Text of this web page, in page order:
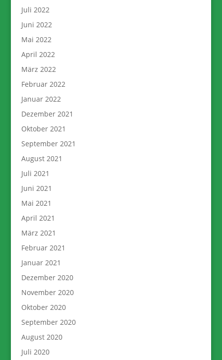
Juli 2022
Juni 2022
Mai 2022
April 2022
März 2022
Februar 2022
Januar 2022
Dezember 2021
Oktober 2021
September 2021
August 2021
Juli 2021
Juni 2021
Mai 2021
April 2021
März 2021
Februar 2021
Januar 2021
Dezember 2020
November 2020
Oktober 2020
September 2020
August 2020
Juli 2020